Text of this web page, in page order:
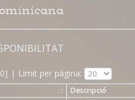
| Límit per pàgina:
↓↑ Descripció